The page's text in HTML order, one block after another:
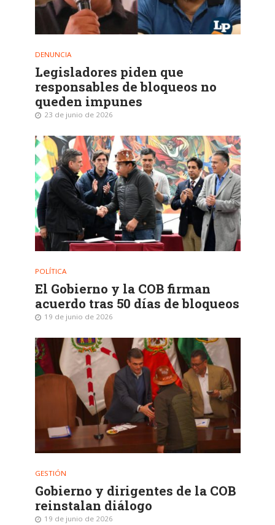
DENUNCIA
Legisladores piden que
responsables de bloqueos no
queden impunes
23 de junio de 2026
POLÍTICA
El Gobierno y la COB firman
acuerdo tras 50 días de bloqueos
19 de junio de 2026
GESTIÓN
Gobierno y dirigentes de la COB
reinstalan diálogo
19 de junio de 2026